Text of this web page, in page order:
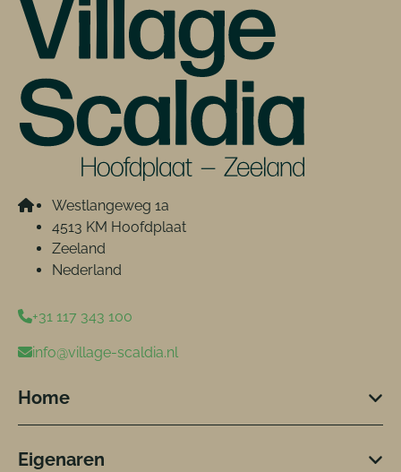
Westlangeweg 1a
4513 KM Hoofdplaat
Zeeland
Nederland
+31 117 343 100
info@village-scaldia.nl
Home
Eigenaren